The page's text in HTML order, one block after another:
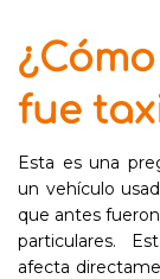
fue
Esta es una
un vehículo
que antes
particulares.
afecta